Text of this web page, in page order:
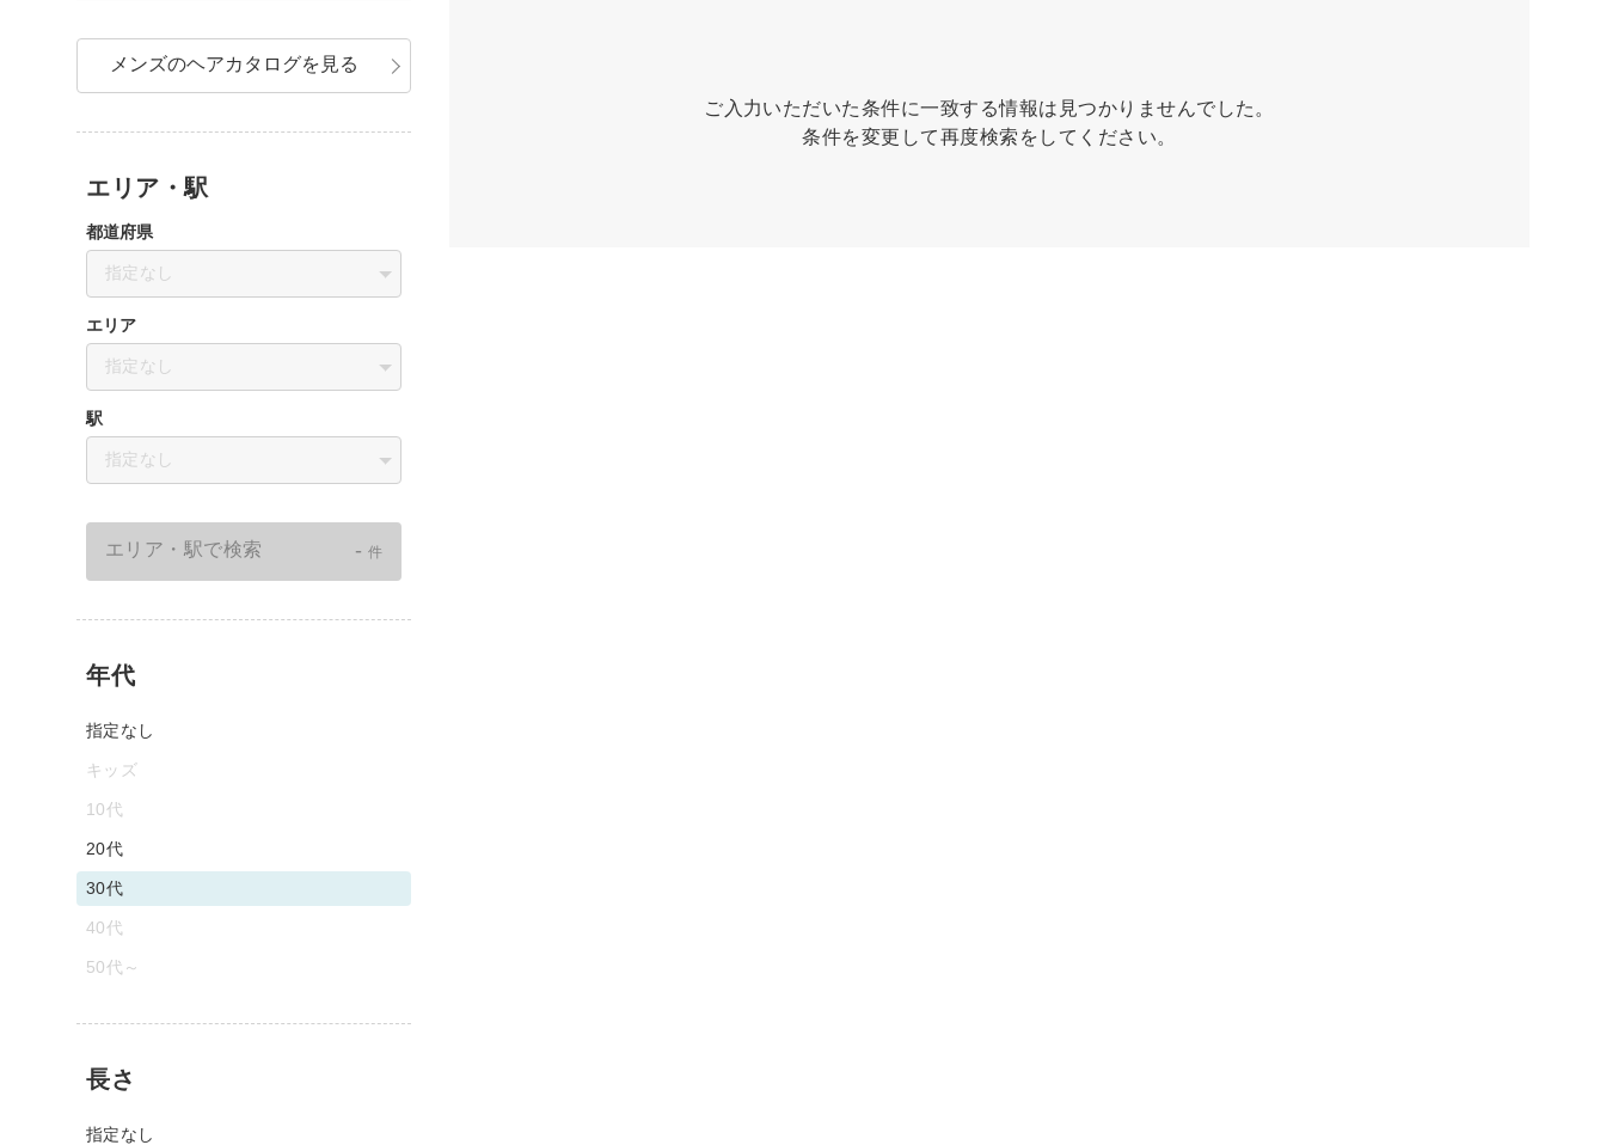
ご入力いただいた条件に一致する情報は見つかりませんでした。
条件を変更して再度検索をしてください。
メンズのヘアカタログを見る
エリア・駅
都道府県
指定なし
エリア
指定なし
駅
指定なし
エリア・駅で検索 - 件
年代
指定なし
キッズ
10代
20代
30代
40代
50代～
長さ
指定なし